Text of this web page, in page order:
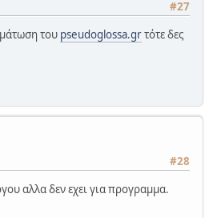
#27
του pseudoglossa.grτότε δες
#28
αλλα δεν εχει για προγραμμα.